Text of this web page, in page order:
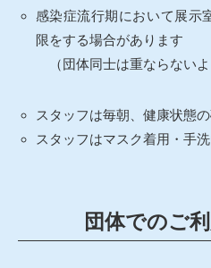
感染症流行期において展示
限をする場合があります
（団体同士は重ならないよ
スタッフは毎朝、健康状態
スタッフはマスク着用・手
団体でのご